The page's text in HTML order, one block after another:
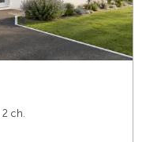
| 2 ch.